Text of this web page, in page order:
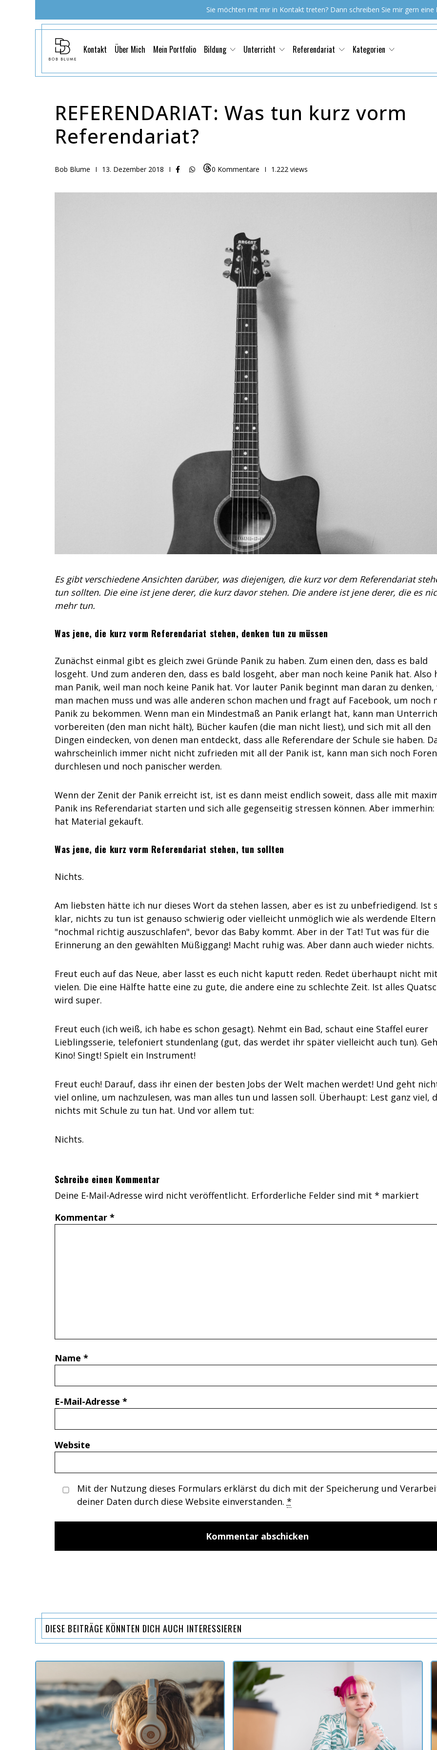
Sie möchten mit mir in Kontakt treten? Dann schreiben Sie mir gern eine
Kontakt Über Mich Mein Portfolio Bildung Unterricht Referendariat Kategorien
REFERENDARIAT: Was tun kurz vorm
Referendariat?
Bob Blume I 13. Dezember 2018 I 0 Kommentare I 1.222 views
Es gibt verschiedene Ansichten darüber, was diejenigen, die kurz vor dem Referendariat
tun sollten. Die eine ist jene derer, die kurz davor stehen. Die andere ist jene derer, die es
mehr tun.
Was jene, die kurz vorm Referendariat stehen, denken tun zu müssen
Zunächst einmal gibt es gleich zwei Gründe Panik zu haben. Zum einen den, dass es bald
losgeht. Und zum anderen den, dass es bald losgeht, aber man noch keine Panik hat. Also
man Panik, weil man noch keine Panik hat. Vor lauter Panik beginnt man daran zu denken,
man machen muss und was alle anderen schon machen und fragt auf Facebook, um noch
Panik zu bekommen. Wenn man ein Mindestmaß an Panik erlangt hat, kann man
vorbereiten (den man nicht hält), Bücher kaufen (die man nicht liest), und sich mit all den
Dingen eindecken, von denen man entdeckt, dass alle Referendare der Schule sie haben.
wahrscheinlich immer nicht nicht zufrieden mit all der Panik ist, kann man sich noch Foren
durchlesen und noch panischer werden.
Wenn der Zenit der Panik erreicht ist, ist es dann meist endlich soweit, dass alle mit
Panik ins Referendariat starten und sich alle gegenseitig stressen können. Aber immerhin:
hat Material gekauft.
Was jene, die kurz vorm Referendariat stehen, tun sollten
Nichts.
Am liebsten hätte ich nur dieses Wort da stehen lassen, aber es ist zu unbefriedigend. Ist
klar, nichts zu tun ist genauso schwierig oder vielleicht unmöglich wie als werdende Eltern
"nochmal richtig auszuschlafen", bevor das Baby kommt. Aber in der Tat! Tut was für die
Erinnerung an den gewählten Müßiggang! Macht ruhig was. Aber dann auch wieder nichts.
Freut euch auf das Neue, aber lasst es euch nicht kaputt reden. Redet überhaupt nicht
vielen. Die eine Hälfte hatte eine zu gute, die andere eine zu schlechte Zeit. Ist alles
wird super.
Freut euch (ich weiß, ich habe es schon gesagt). Nehmt ein Bad, schaut eine Staffel eurer
Lieblingsserie, telefoniert stundenlang (gut, das werdet ihr später vielleicht auch tun).
Kino! Singt! Spielt ein Instrument!
Freut euch! Darauf, dass ihr einen der besten Jobs der Welt machen werdet! Und geht
viel online, um nachzulesen, was man alles tun und lassen soll. Überhaupt: Lest ganz viel,
nichts mit Schule zu tun hat. Und vor allem tut:
Nichts.
Schreibe einen Kommentar
Deine E-Mail-Adresse wird nicht veröffentlicht. Erforderliche Felder sind mit * markiert
Kommentar *
Name *
E-Mail-Adresse *
Website
Mit der Nutzung dieses Formulars erklärst du dich mit der Speicherung und
deiner Daten durch diese Website einverstanden. *
DIESE BEITRÄGE KÖNNTEN DICH AUCH INTERESSIEREN